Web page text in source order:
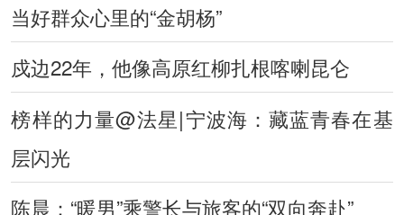
当好群众心里的“金胡杨”
戍边22年，他像高原红柳扎根喀喇昆仑
榜样的力量@法星|宁波海：藏蓝青春在基
层闪光
陈晨：“暖男”乘警长与旅客的“双向奔赴”